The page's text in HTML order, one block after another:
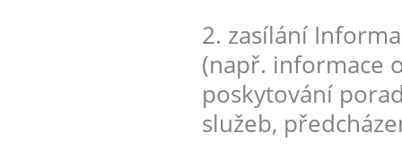
2. zasílání
(např. informace
poskytování
služeb,